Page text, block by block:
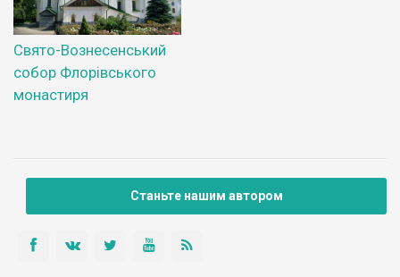
Свято-Вознесенський
собор Флорівського
монастиря
Станьте нашим автором